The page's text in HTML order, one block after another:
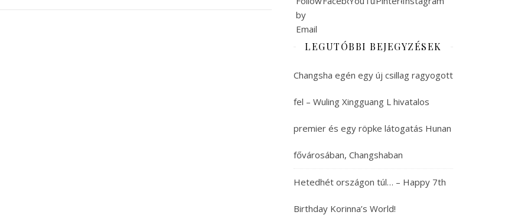
LEGUTÓBBI BEJEGYZÉSEK
Changsha egén egy új csillag ragyogott
fel – Wuling Xingguang L hivatalos
premier és egy röpke látogatás Hunan
fővárosában, Changshaban
Hetedhét országon túl… – Happy 7th
Birthday Korinna’s World!